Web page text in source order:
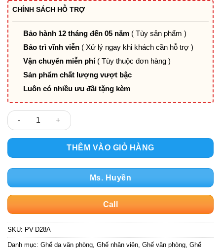
CHÍNH SÁCH HỖ TRỢ
Bảo hành 12 tháng đến 05 năm ( Tùy sản phẩm )
Bảo trì vĩnh viễn ( Xử lý ngay khi khách cần hỗ trợ )
Vận chuyển miễn phí ( Tùy thuộc đơn hàng )
Sản phẩm chất lượng vượt bậc
Luôn có nhiều ưu đãi tặng kèm
Ghế xoay văn phòng bọc da PV-D28A số lượng
THÊM VÀO GIỎ HÀNG
Ms. Huyền
Call
SKU: PV-D28A
Danh mục: Ghế da văn phòng Ghế nhân viên Ghế văn phòng Ghế